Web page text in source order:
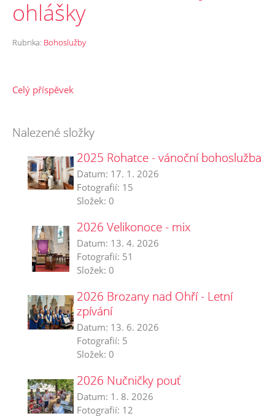
ohlášky
Rubrika: Bohoslužby
Celý příspěvek
Nalezené složky
2025 Rohatce - vánoční bohoslužba
Datum: 17. 1. 2026
Fotografií: 15
Složek: 0
2026 Velikonoce - mix
Datum: 13. 4. 2026
Fotografií: 51
Složek: 0
2026 Brozany nad Ohří - Letní
zpívání
Datum: 13. 6. 2026
Fotografií: 5
Složek: 0
2026 Nučničky pouť
Datum: 1. 8. 2026
Fotografií: 12